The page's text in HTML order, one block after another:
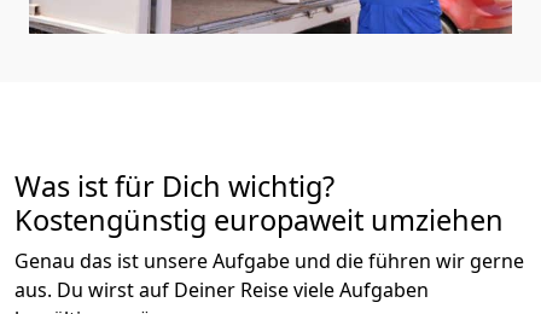
Was ist für Dich wichtig?
Kostengünstig europaweit umziehen
Genau das ist unsere Aufgabe und die führen wir gerne
aus. Du wirst auf Deiner Reise viele Aufgaben